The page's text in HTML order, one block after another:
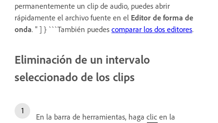
permanentemente un clip de audio, puedes abrir
rápidamente el archivo fuente en el Editor de forma de
onda. " ] } ```También puedes comparar los dos editores.
Eliminación de un intervalo
seleccionado de los clips
En la barra de herramientas, haga clic en la